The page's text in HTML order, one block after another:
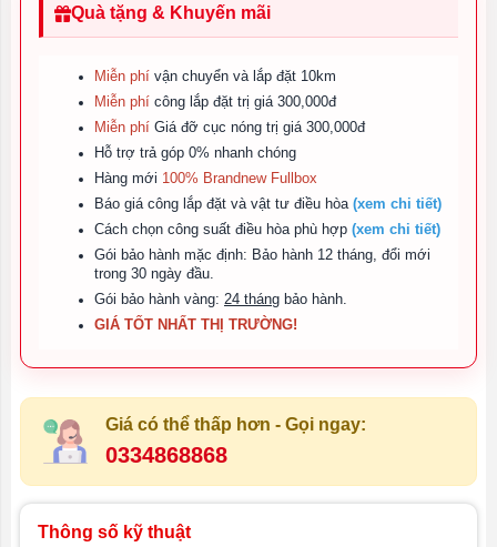
Quà tặng & Khuyến mãi
Miễn phí vận chuyển và lắp đặt 10km
Miễn phí công lắp đặt trị giá 300,000đ
Miễn phí Giá đỡ cục nóng trị giá 300,000đ
Hỗ trợ trả góp 0% nhanh chóng
Hàng mới 100% Brandnew Fullbox
Báo giá công lắp đặt và vật tư điều hòa (xem chi tiết)
Cách chọn công suất điều hòa phù hợp (xem chi tiết)
Gói bảo hành mặc định: Bảo hành 12 tháng, đổi mới
trong 30 ngày đầu.
Gói bảo hành vàng: 24 tháng bảo hành.
GIÁ TỐT NHẤT THỊ TRƯỜNG!
Giá có thể thấp hơn - Gọi ngay:
0334868868
Thông số kỹ thuật